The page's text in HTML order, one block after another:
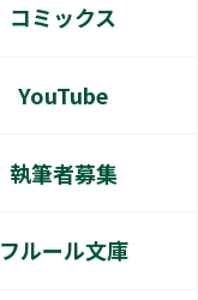
コミックス
YouTube
執筆者募集
フルール文庫